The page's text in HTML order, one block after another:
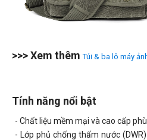
>>> Xem thêmTúi & ba lô máy
Tính năng nổi bật
- Chất liệu mềm mại và cao cấp
- Lớp phủ chống thấm nước